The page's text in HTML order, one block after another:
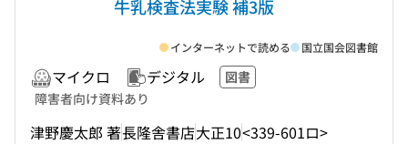
牛乳検査法実験 補3版
マイクロ デジタル
図書
障害者向け資料あり
津野慶太郎 著長隆舎書店大正10<339-601ロ>
インターネットで読める 国立国会図書館